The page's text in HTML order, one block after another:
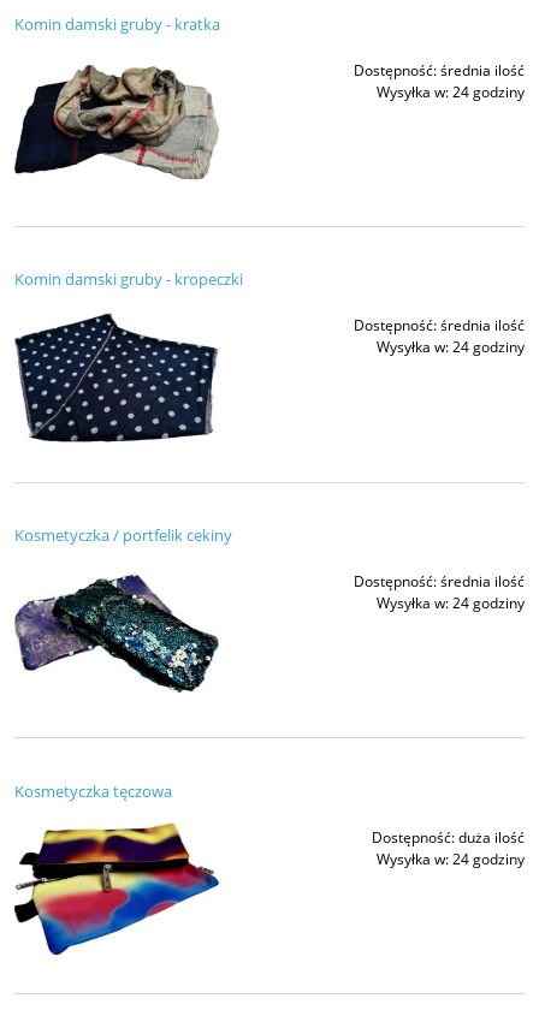
Komin damski gruby - kratka
Dostępność:średnia ilość
Wysyłka w:24 godziny
Komin damski gruby - kropeczki
Dostępność:średnia ilość
Wysyłka w:24 godziny
Kosmetyczka / portfelik cekiny
Dostępność:średnia ilość
Wysyłka w:24 godziny
Kosmetyczka tęczowa
Dostępność:duża ilość
Wysyłka w:24 godziny